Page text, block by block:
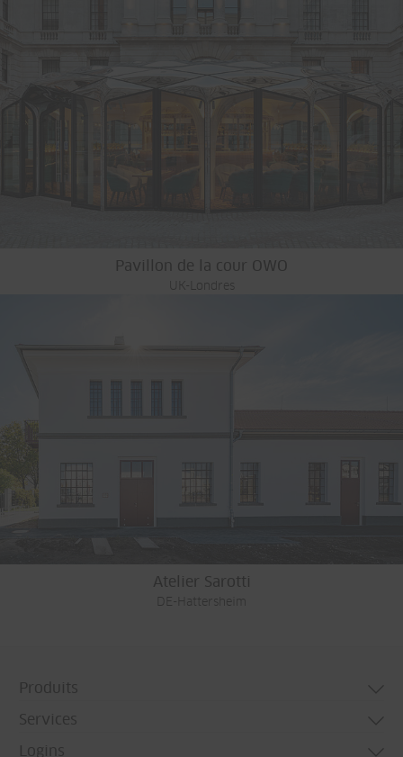
Pavillon de la cour OWO
UK-Londres
Atelier Sarotti
DE-Hattersheim
Produits
Systèmes de porte
Services
Logins